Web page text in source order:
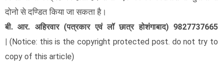
दोनो से दण्डित किया जा सकता है।
बी. आर. अहिरवार (पत्रकार एवं लॉ छात्र होशंगाबाद) 9827737665
| (Notice: this is the copyright protected post. do not try to
copy of this article)